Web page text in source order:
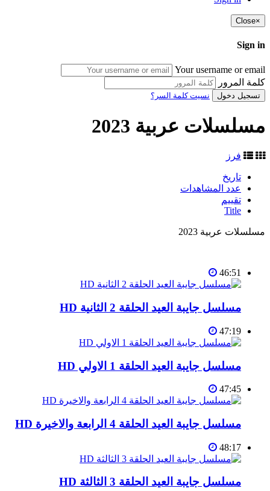
×
Close
Sign in
Your username or email
كلمة المرور
تسجيل دخول نسيت كلمة السر؟
مسلسلات عربية 2023
فرز
تاريخ
عدد المشاهدات
تقييم
Title
مسلسلات عربية 2023
46:51
مسلسل جايبة العيد الحلقة 2 الثانية HD
47:19
مسلسل جايبة العيد الحلقة 1 الاولي HD
47:45
مسلسل جايبة العيد الحلقة 4 الرابعة والاخيرة HD
48:17
مسلسل جايبة العيد الحلقة 3 الثالثة HD